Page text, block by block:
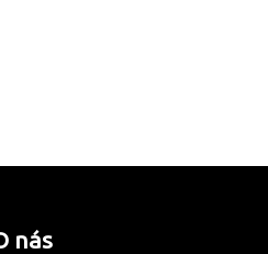
nás